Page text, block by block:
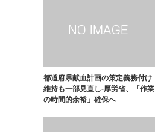
都道府県献血計画の策定義務付け
維持も一部見直し-厚労省、「作業
の時間的余裕」確保へ